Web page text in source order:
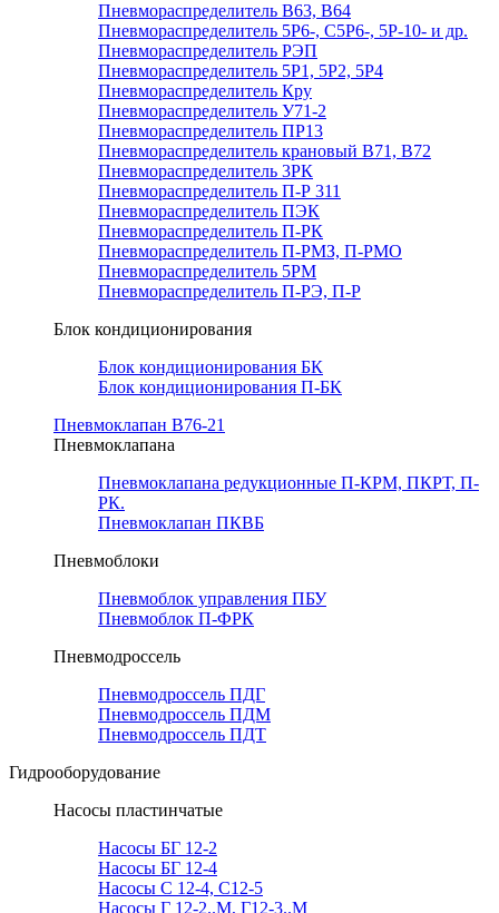
Пневмораспределитель В63, В64
Пневмораспределитель 5Р6-, С5Р6-, 5Р-10- и др.
Пневмораспределитель РЭП
Пневмораспределитель 5Р1, 5Р2, 5Р4
Пневмораспределитель Кру
Пневмораспределитель У71-2
Пневмораспределитель ПР13
Пневмораспределитель крановый В71, В72
Пневмораспределитель 3РК
Пневмораспределитель П-Р 311
Пневмораспределитель ПЭК
Пневмораспределитель П-РК
Пневмораспределитель П-РМЗ, П-РМО
Пневмораспределитель 5РМ
Пневмораспределитель П-РЭ, П-Р
Блок кондиционирования
Блок кондиционирования БК
Блок кондиционирования П-БК
Пневмоклапан В76-21
Пневмоклапана
Пневмоклапана редукционные П-КРМ, ПКРТ, П-
РК.
Пневмоклапан ПКВБ
Пневмоблоки
Пневмоблок управления ПБУ
Пневмоблок П-ФРК
Пневмодроссель
Пневмодроссель ПДГ
Пневмодроссель ПДМ
Пневмодроссель ПДТ
Гидрооборудование
Насосы пластинчатые
Насосы БГ 12-2
Насосы БГ 12-4
Насосы С 12-4, С12-5
Насосы Г 12-2..М, Г12-3..М